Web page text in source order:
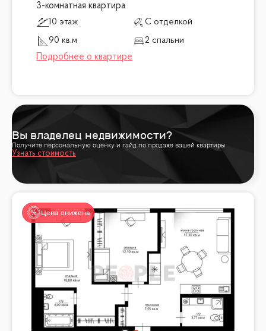
3-комнатная квартира
10 этаж
С отделкой
90 кв.м
2 спальни
Вы владелец недвижимости?
Получите персональную оценку и гайд по продаже вашей квартиры
Узнать стоимость
Цена снижена